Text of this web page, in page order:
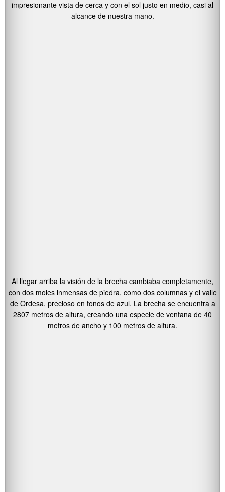
impresionante vista de cerca y con el sol justo en medio, casi al
alcance de nuestra mano.
Al llegar arriba la visión de la brecha cambiaba completamente,
con dos moles inmensas de piedra, como dos columnas y el valle
de Ordesa, precioso en tonos de azul. La brecha se encuentra a
2807 metros de altura, creando una especie de ventana de 40
metros de ancho y 100 metros de altura.